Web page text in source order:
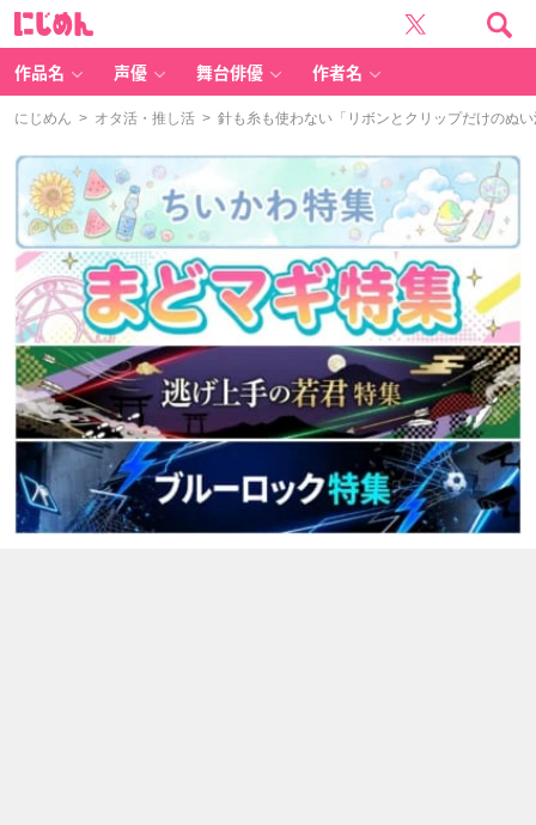
作品名 声優 舞台俳優 作者名
にじめん > オタ活・推し活 > 針も糸も使わない「リボンとクリップだけのぬ